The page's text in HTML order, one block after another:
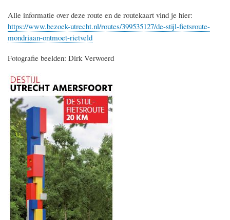
Alle informatie over deze route en de routekaart vind je hier:
https://www.bezoek-utrecht.nl/routes/399535127/de-stijl-fietsroute-
mondriaan-ontmoet-rietveld
Fotografie beelden: Dirk Verwoerd